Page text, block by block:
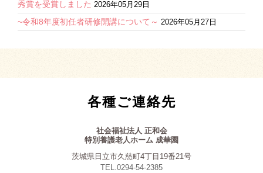
秀賞を受賞しました 2026年05月29日
~令和8年度初任者研修開講について～ 2026年05月27日
各種ご連絡先
社会福祉法人 正和会
特別養護老人ホーム 成華園
茨城県日立市久慈町4丁目19番21号
TEL.0294-54-2385